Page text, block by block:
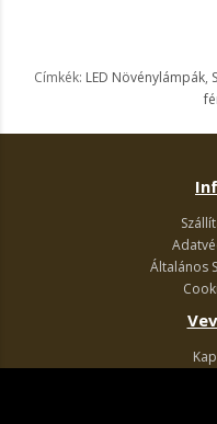
Címkék: LED Növénylámpák,
Általános